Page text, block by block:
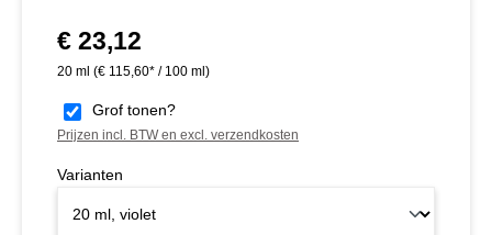
Normale prijs:
€ 23,12
20 ml (€ 115,60* / 100 ml)
Grof tonen?
Prijzen incl. BTW en excl. verzendkosten
Varianten